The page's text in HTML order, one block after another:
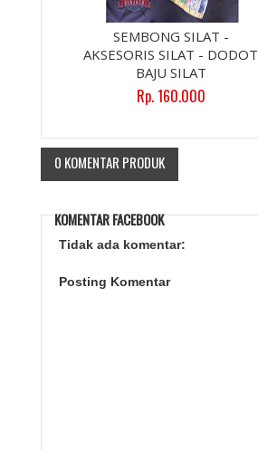
SEMBONG SILAT -
AKSESORIS SILAT - DODOT
BAJU SILAT
Rp. 160.000
0 KOMENTAR PRODUK
KOMENTAR FACEBOOK
Tidak ada komentar:
Posting Komentar